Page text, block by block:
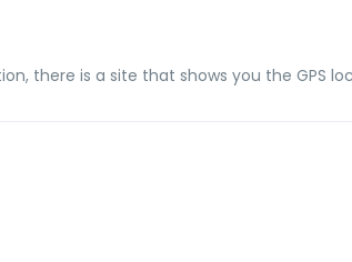
there is a site that shows you the GPS